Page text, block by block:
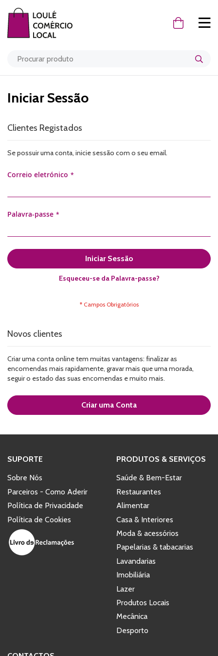
O Meu
Iniciar Sessão
Clientes Registados
Se possuir uma conta, inicie sessão com o seu email.
Correio eletrónico
Palavra-passe
Iniciar Sessão
Esqueceu-se da Palavra-passe?
Novos clientes
Criar uma conta online tem muitas vantagens: finalizar as
encomendas mais rapidamente, gravar mais que uma morada,
seguir o estado das suas encomendas e muito mais.
Criar uma Conta
SUPORTE
Sobre Nós
Parceiros - Como Aderir
Política de Privacidade
Política de Cookies
PRODUTOS & SERVIÇOS
Saúde & Bem-Estar
Restaurantes
Alimentar
Casa & Interiores
Moda & acessórios
Papelarias & tabacarias
Lavandarias
Imobiliária
Lazer
Produtos Locais
Mecânica
Desporto